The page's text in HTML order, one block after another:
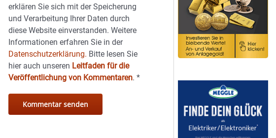
erklären Sie sich mit der Speicherung
und Verarbeitung Ihrer Daten durch
diese Website einverstanden. Weitere
Informationen erfahren Sie in der
Datenschutzerklärung. Bitte lesen Sie
hier auch unseren Leitfaden für die
Veröffentlichung von Kommentaren.*